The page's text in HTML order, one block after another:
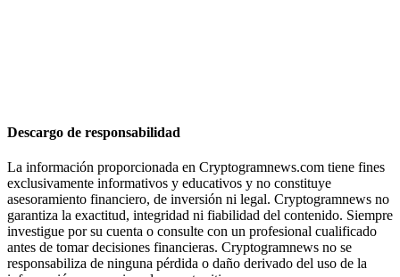
Descargo de responsabilidad
La información proporcionada en Cryptogramnews.com tiene fines
exclusivamente informativos y educativos y no constituye
asesoramiento financiero, de inversión ni legal. Cryptogramnews no
garantiza la exactitud, integridad ni fiabilidad del contenido. Siempre
investigue por su cuenta o consulte con un profesional cualificado
antes de tomar decisiones financieras. Cryptogramnews no se
responsabiliza de ninguna pérdida o daño derivado del uso de la